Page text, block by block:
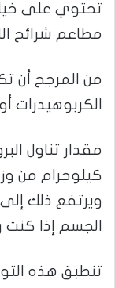
تحتوي على
مطاعم شرائح
من المرجح أن
الكربوهيدرات
كيلوجرام من
الجسم إذا كنت
تنطبق هذه